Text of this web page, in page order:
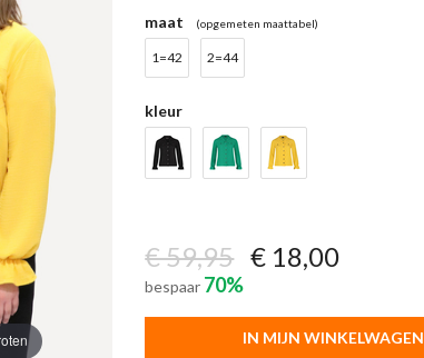
maat (opgemeten maattabel)
1=42 2=44
kleur
€ 59,95 € 18,00
bespaar 70%
IN MIJN WINKELWAGEN